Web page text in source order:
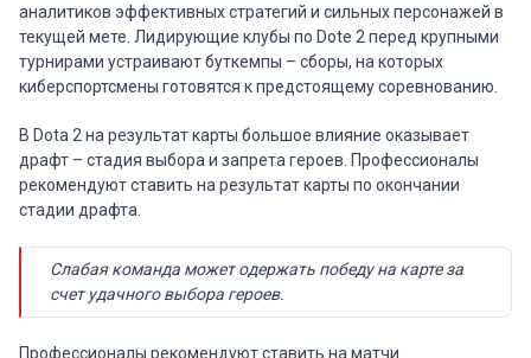
аналитиков эффективных стратегий и сильных персонажей в
текущей мете. Лидирующие клубы по Dote 2 перед крупными
турнирами устраивают буткемпы – сборы, на которых
киберспортсмены готовятся к предстоящему соревнованию.
В Dota 2 на результат карты большое влияние оказывает
драфт – стадия выбора и запрета героев. Профессионалы
рекомендуют ставить на результат карты по окончании
стадии драфта.
Слабая команда может одержать победу на карте за
счет удачного выбора героев.
Профессионалы рекомендуют ставить на матчи